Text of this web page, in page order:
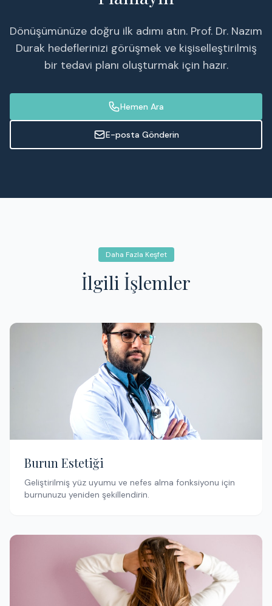
Dönüşümünüze doğru ilk adımı atın. Prof. Dr. Nazım
Durak hedeflerinizi görüşmek ve kişiselleştirilmiş
bir tedavi planı oluşturmak için hazır.
Hemen Ara
E-posta Gönderin
Daha Fazla Keşfet
İlgili İşlemler
Burun Estetiği
Geliştirilmiş yüz uyumu ve nefes alma fonksiyonu için
burnunuzu yeniden şekillendirin.